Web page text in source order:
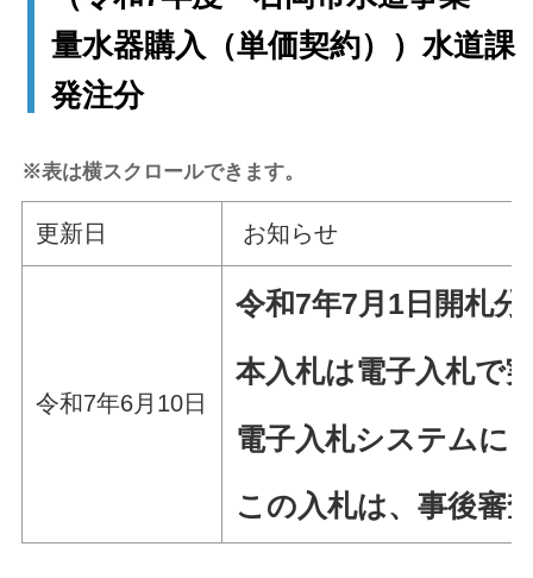
量水器購入（単価契約））水道課
発注分
※表は横スクロールできます。
更新日 お知らせ
令和7年6月10日
令和7年7月1 日 開札
本入札は電子入札で
電子入札システムに
この入札は、事後審